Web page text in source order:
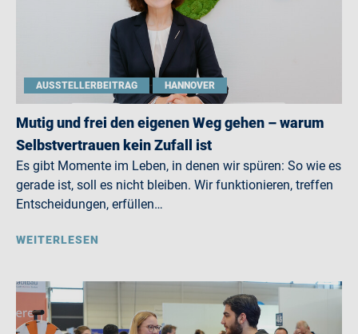
AUSSTELLERBEITRAG HANNOVER
Mutig und frei den eigenen Weg gehen – warum
Selbstvertrauen kein Zufall ist
Es gibt Momente im Leben, in denen wir spüren: So wie es
gerade ist, soll es nicht bleiben. Wir funktionieren, treffen
Entscheidungen, erfüllen…
WEITERLESEN